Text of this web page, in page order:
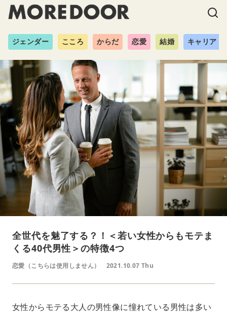
ジェンダー こころ からだ 恋愛 結婚 キャリア
全世代を魅了する？！＜若い女性からもモテま
くる40代男性＞の特徴4つ
恋愛（こちらは使用しません） 2021.10.07 Thu
女性からモテる大人の男性像に憧れている男性は多い